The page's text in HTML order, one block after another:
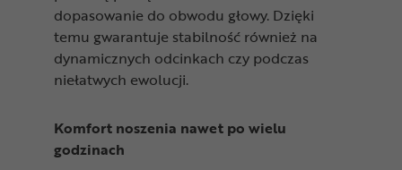
dopasowanie do obwodu głowy. Dzięki
temu gwarantuje stabilność również na
dynamicznych odcinkach czy podczas
niełatwych ewolucji.
Komfort noszenia nawet po wielu
godzinach